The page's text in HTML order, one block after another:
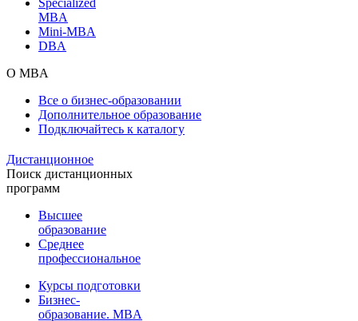
MBA
Mini-MBA
DBA
О MBA
Все о бизнес-образовании
Дополнительное образование
Подключайтесь к каталогу
Дистанционное
Поиск дистанционных
программ
Высшее
образование
Среднее
профессиональное
Курсы подготовки
Бизнес-
образование. MBA